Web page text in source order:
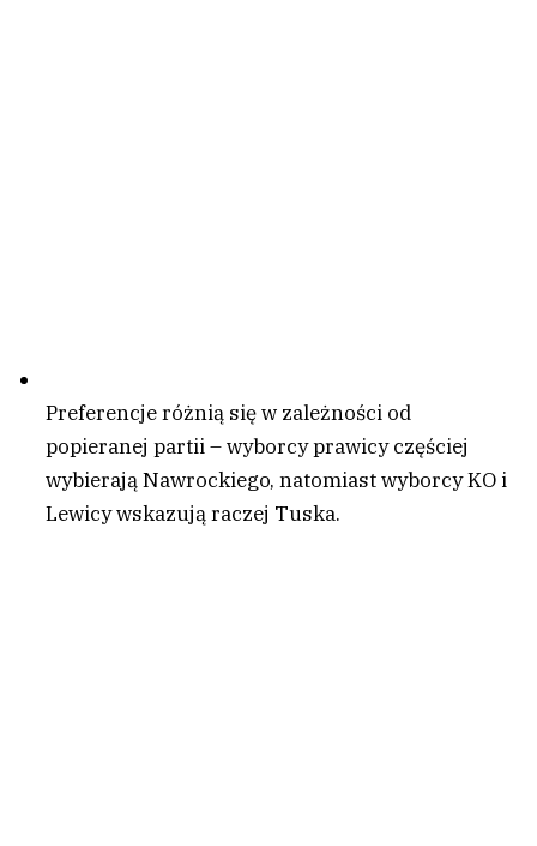
Preferencje różnią się w zależności od
popieranej partii – wyborcy prawicy częściej
wybierają Nawrockiego, natomiast wyborcy KO i
Lewicy wskazują raczej Tuska.